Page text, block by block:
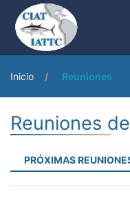
Inicio Reuniones
Reuniones
PRÓXIMAS